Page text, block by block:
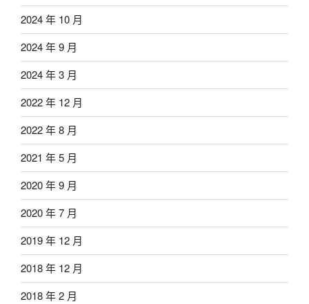
2024 年 10 月
2024 年 9 月
2024 年 3 月
2022 年 12 月
2022 年 8 月
2021 年 5 月
2020 年 9 月
2020 年 7 月
2019 年 12 月
2018 年 12 月
2018 年 2 月